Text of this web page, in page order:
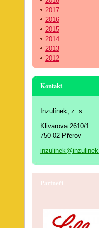
2017
2016
2015
2014
2013
2012
Kontakt
Inzulínek, z. s.
Klivarova 2610/1
750 02 Přerov
Partneři